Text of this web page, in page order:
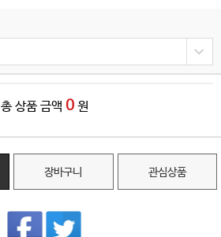
총 상품 금액 0 원
장바구니 관심상품